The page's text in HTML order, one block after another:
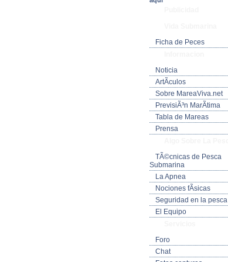
Ficha de Peces
Noticia
ArtÃ­culos
Sobre MareaViva.net
PrevisiÃ³n MarÃ­tima
Tabla de Mareas
Prensa
TÃ©cnicas de Pesca
Submarina
La Apnea
Nociones fÃ­sicas
Seguridad en la pesca
El Equipo
Foro
Chat